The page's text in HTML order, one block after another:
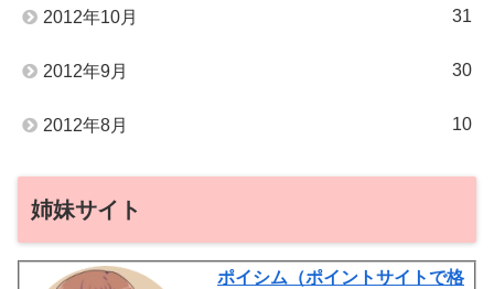
2012年10月 31
2012年9月 30
2012年8月 10
姉妹サイト
ポイシム（ポイントサイトで格